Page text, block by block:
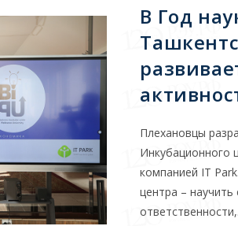
В Год
Плехановцы
Инкубационного
компанией IT
центра –